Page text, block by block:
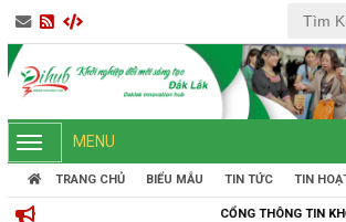
MENU
TRANG CHỦ BIỂU MẪU TIN TỨC TIN
CỔNG THÔNG TIN KHỞI NGHIỆP